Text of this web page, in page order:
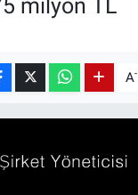
milyon TL
A-